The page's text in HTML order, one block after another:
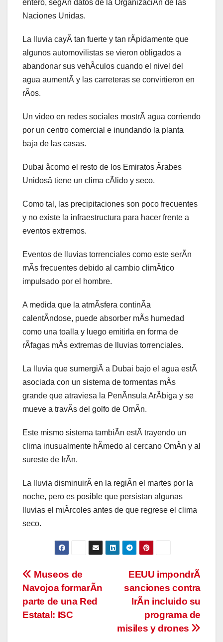
entero, segÃn datos de la OrganizaciÃn de las
Naciones Unidas.
La lluvia cayÃ tan fuerte y tan rÃpidamente que
algunos automovilistas se vieron obligados a
abandonar sus vehÃculos cuando el nivel del
agua aumentÃ y las carreteras se convirtieron en
rÃos.
Un video en redes sociales mostrÃ agua corriendo
por un centro comercial e inundando la planta
baja de las casas.
Dubai âcomo el resto de los Emiratos Ãrabes
Unidosâ tiene un clima cÃlido y seco.
Como tal, las precipitaciones son poco frecuentes
y no existe la infraestructura para hacer frente a
eventos extremos.
Eventos de lluvias torrenciales como este serÃn
mÃs frecuentes debido al cambio climÃtico
impulsado por el hombre.
A medida que la atmÃsfera continÃa
calentÃndose, puede absorber mÃs humedad
como una toalla y luego emitirla en forma de
rÃfagas mÃs extremas de lluvias torrenciales.
La lluvia que sumergiÃ a Dubai bajo el agua estÃ
asociada con un sistema de tormentas mÃs
grande que atraviesa la PenÃnsula ArÃbiga y se
mueve a travÃs del golfo de OmÃn.
Este mismo sistema tambiÃn estÃ trayendo un
clima inusualmente hÃmedo al cercano OmÃn y al
sureste de IrÃn.
La lluvia disminuirÃ en la regiÃn el martes por la
noche, pero es posible que persistan algunas
lluvias el miÃrcoles antes de que regrese el clima
seco.
Navegación
de
entradas
EEUU impondrÃ
sanciones contra
IrÃn incluido su
programa de
misiles y drones
Museos de
Navojoa formarÃn
parte de una Red
Estatal: ISC